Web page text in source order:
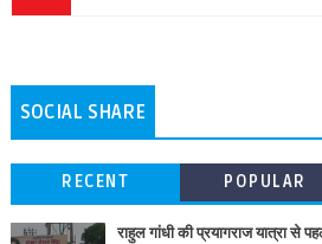
SOCIAL SHARE
RECENT POPULAR
राहुल गांधी की प्रयागराज यात्रा से